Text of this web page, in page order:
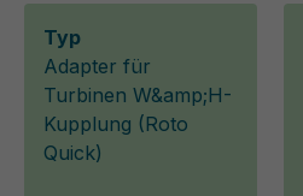
Typ
Adapter für
Turbinen W&amp;H-
Kupplung (Roto
Quick)